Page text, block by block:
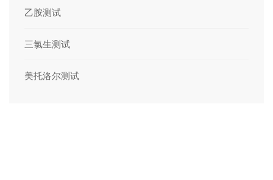
乙胺测试
三氯生测试
美托洛尔测试